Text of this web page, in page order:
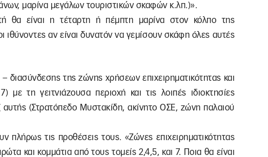
μαρίνα μεγάλων τουριστικών σκαφών κ.λπ.)».
θα είναι η τέταρτη ή πέμπτη μαρίνα στον κόλπο της
ιθύνοντες αν είναι δυνατόν να γεμίσουν σκάφη όλες αυτές
διασύνδεσης της ζώνης χρήσεων επιχειρηματικότητας και
τη γειτνιάζουσα περιοχή και τις λοιπές ιδιοκτησίες
αυτής (Στρατόπεδο Μυστακίδη, ακίνητο ΟΣΕ, ζώνη παλαιού
πλήρως τις προθέσεις τους. «Ζώνες επιχειρηματικότητας
και κομμάτια από τους τομείς 2,4,5, και 7. Ποια θα είναι